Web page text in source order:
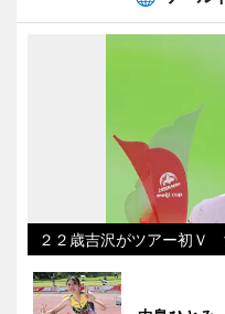
２２歳吉沢がツアー初Ｖ